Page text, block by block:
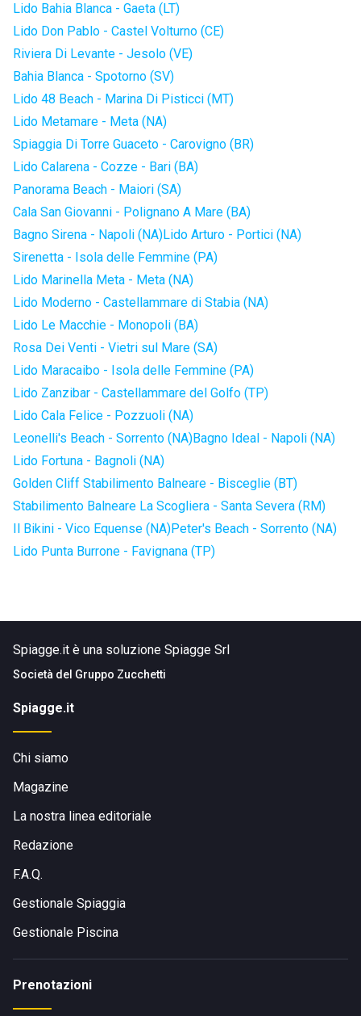
Lido Bahia Blanca - Gaeta (LT)
Lido Don Pablo - Castel Volturno (CE)
Riviera Di Levante - Jesolo (VE)
Bahia Blanca - Spotorno (SV)
Lido 48 Beach - Marina Di Pisticci (MT)
Lido Metamare - Meta (NA)
Spiaggia Di Torre Guaceto - Carovigno (BR)
Lido Calarena - Cozze - Bari (BA)
Panorama Beach - Maiori (SA)
Cala San Giovanni - Polignano A Mare (BA)
Bagno Sirena - Napoli (NA)Lido Arturo - Portici (NA)
Sirenetta - Isola delle Femmine (PA)
Lido Marinella Meta - Meta (NA)
Lido Moderno - Castellammare di Stabia (NA)
Lido Le Macchie - Monopoli (BA)
Rosa Dei Venti - Vietri sul Mare (SA)
Lido Maracaibo - Isola delle Femmine (PA)
Lido Zanzibar - Castellammare del Golfo (TP)
Lido Cala Felice - Pozzuoli (NA)
Leonelli's Beach - Sorrento (NA)Bagno Ideal - Napoli (NA)
Lido Fortuna - Bagnoli (NA)
Golden Cliff Stabilimento Balneare - Bisceglie (BT)
Stabilimento Balneare La Scogliera - Santa Severa (RM)
Il Bikini - Vico Equense (NA)Peter's Beach - Sorrento (NA)
Lido Punta Burrone - Favignana (TP)
Spiagge.it è una soluzione Spiagge Srl
Società del Gruppo Zucchetti
Spiagge.it
Chi siamo
Magazine
La nostra linea editoriale
Redazione
F.A.Q.
Gestionale Spiaggia
Gestionale Piscina
Prenotazioni